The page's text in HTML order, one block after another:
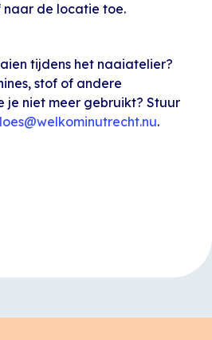
de locatie toe.
tijdens het naaiatelier?
stof of andere
je niet meer gebruikt? Stuur
loes@welkominutrecht.nu.